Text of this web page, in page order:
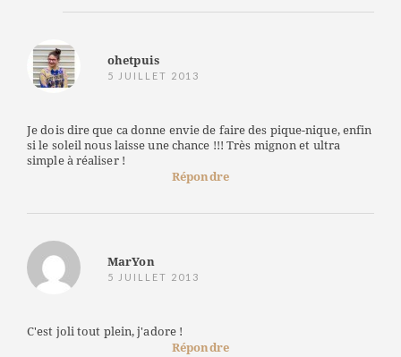
ohetpuis
5 JUILLET 2013
Je dois dire que ca donne envie de faire des pique-nique, enfin
si le soleil nous laisse une chance !!! Très mignon et ultra
simple à réaliser !
Répondre
MarYon
5 JUILLET 2013
C'est joli tout plein, j'adore !
Répondre